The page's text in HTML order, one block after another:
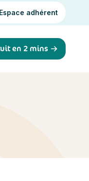
Espace adhérent
en 2 mins